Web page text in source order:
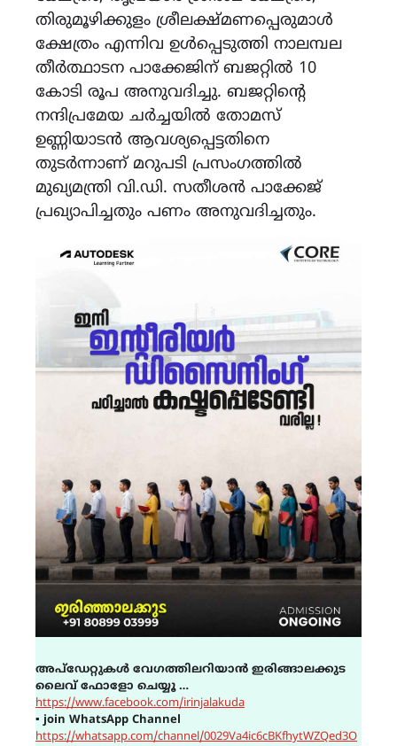
തിരുമൂഴിക്കുളം ശ്രീലക്ഷ്മണപ്പെരുമാള്‍
ക്ഷേത്രം എന്നിവ ഉൾപ്പെടുത്തി നാലമ്പല
തീർത്ഥാടന പാക്കേജിന് ബജറ്റിൽ 10
കോടി രൂപ അനുവദിച്ചു. ബജറ്റിന്റെ
നന്ദിപ്രമേയ ചർച്ചയിൽ തോമസ്
ഉണ്ണിയാടൻ ആവശ്യപ്പെട്ടതിനെ
തുടർന്നാണ് മറുപടി പ്രസംഗത്തിൽ
മുഖ്യമന്ത്രി വി.ഡി. സതീശൻ പാക്കേജ്
പ്രഖ്യാപിച്ചതും പണം അനുവദിച്ചതും.
അപ്ഡേറ്റുകൾ വേഗത്തിലറിയാൻ ഇരിങ്ങാലക്കുട
ലൈവ് ഫോളോ ചെയ്യൂ …
https://www.facebook.com/irinjalakuda
▪join WhatsApp Channel
https://whatsapp.com/channel/0029Va4ic6cBKfhytWZQed3O